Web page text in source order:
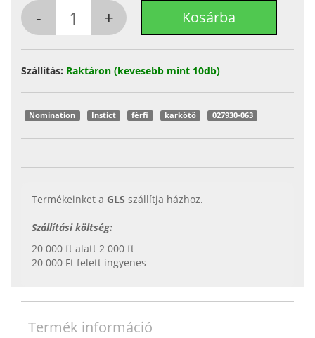
Szállítás: Raktáron (kevesebb mint 10db)
Nomination Instict férfi karkötő 027930-063
Termékeinket a GLS szállítja házhoz.
Szállítási költség:
20 000 ft alatt 2 000 ft
20 000 Ft felett ingyenes
Termék információ